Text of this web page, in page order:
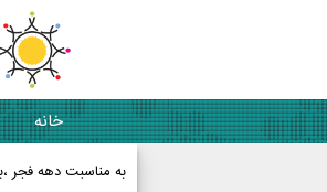
خانه
به مناسبت دهه فجر